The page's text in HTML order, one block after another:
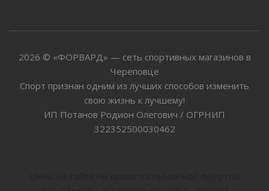
2026 © «ФОРВАРД» — сеть спортивных магазинов в
Череповце
Спорт признан одним из лучших способов изменить
свою жизнь к лучшему!
ИП Потанов Родион Олегович / ОГРНИП
322352500030462